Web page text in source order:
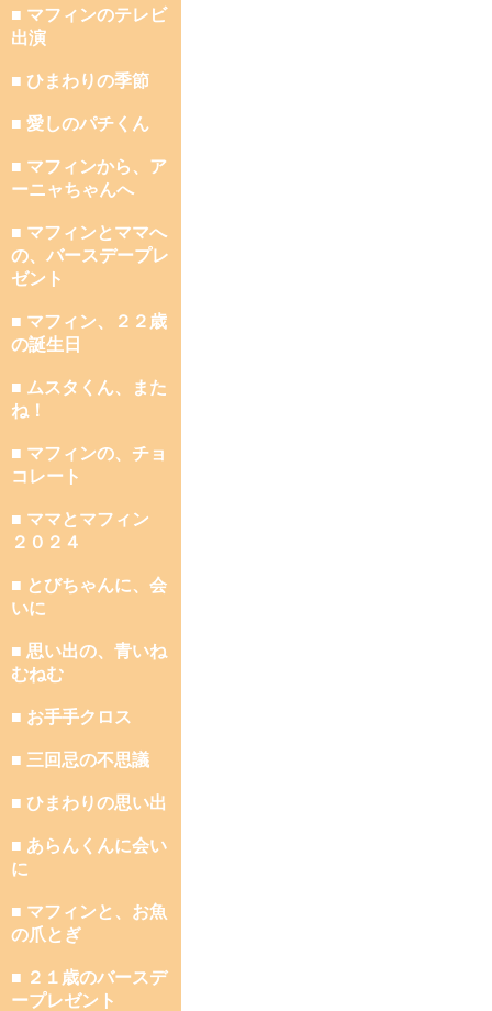
■ マフィンのテレビ
出演
■ ひまわりの季節
■ 愛しのパチくん
■ マフィンから、ア
ーニャちゃんへ
■ マフィンとママへ
の、バースデープレ
ゼント
■ マフィン、２２歳
の誕生日
■ ムスタくん、また
ね！
■ マフィンの、チョ
コレート
■ ママとマフィン
２０２４
■ とびちゃんに、会
いに
■ 思い出の、青いね
むねむ
■ お手手クロス
■ 三回忌の不思議
■ ひまわりの思い出
■ あらんくんに会い
に
■ マフィンと、お魚
の爪とぎ
■ ２１歳のバースデ
ープレゼント